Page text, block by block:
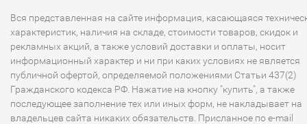
Вся представленная на сайте информация, касающаяся
характеристик, наличия на складе, стоимости товаров, скидок и
рекламных акций, а также условий доставки и оплаты, носит
информационный характер и ни при каких условиях не является
публичной офертой, определяемой положениями Статьи 437(2)
Гражданского кодекса РФ. Нажатие на кнопку "купить", а также
последующее заполнение тех или иных форм, не накладывает на
владельцев сайта никаких обязательств. Присланное по e-mail